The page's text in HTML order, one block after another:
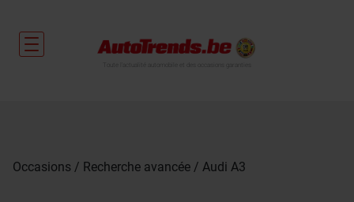
Occasions Recherche avancée Audi A3